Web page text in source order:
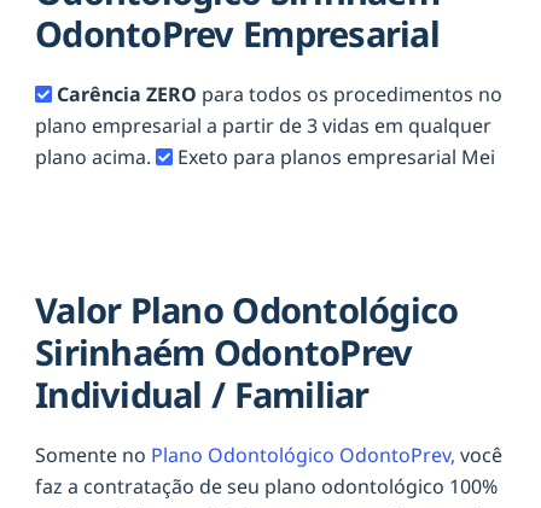
OdontoPrev Empresarial
Carência ZERO para todos os procedimentos no
plano empresarial a partir de 3 vidas em qualquer
plano acima.
Exeto para planos empresarial Mei
Valor Plano Odontológico
Sirinhaém OdontoPrev
Individual / Familiar
Somente no Plano Odontológico OdontoPrev, você
faz a contratação de seu plano odontológico 100%